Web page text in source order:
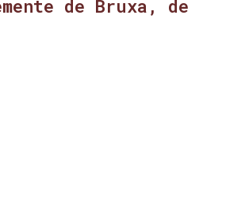
de Bruxa, de